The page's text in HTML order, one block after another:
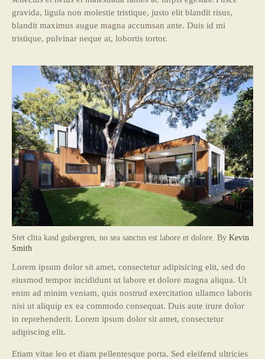
gravida, ligula non molestie tristique, justo elit blandit risus,
blandit maximus augue magna accumsan ante. Duis id mi
tristique, pulvinar neque at, lobortis tortor.
Stet clita kasd gubergren, no sea sanctus est labore et dolore. By Kevin
Smith
Lorem ipsum dolor sit amet, consectetur adipisicing elit, sed do
eiusmod tempor incididunt ut labore et dolore magna aliqua. Ut
enim ad minim veniam, quis nostrud exercitation ullamco laboris
nisi ut aliquip ex ea commodo consequat. Duis aute irure dolor
in reprehenderit. Lorem ipsum dolor sit amet, consectetur
adipiscing elit.
Etiam vitae leo et diam pellentesque porta. Sed eleifend ultricies